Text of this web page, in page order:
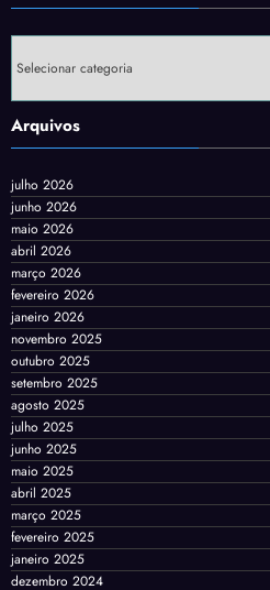
Arquivos
julho 2026
junho 2026
maio 2026
abril 2026
março 2026
fevereiro 2026
janeiro 2026
novembro 2025
outubro 2025
setembro 2025
agosto 2025
julho 2025
junho 2025
maio 2025
abril 2025
março 2025
fevereiro 2025
janeiro 2025
dezembro 2024